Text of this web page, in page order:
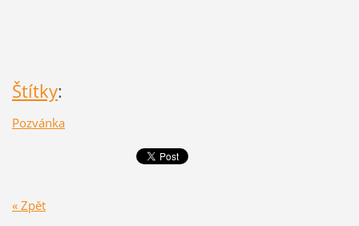
Štítky:
Pozvánka
« Zpět